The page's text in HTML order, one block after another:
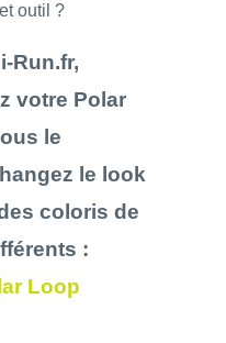
outil ?
Run.fr,
votre Polar
le
le look
coloris de
:
Loop